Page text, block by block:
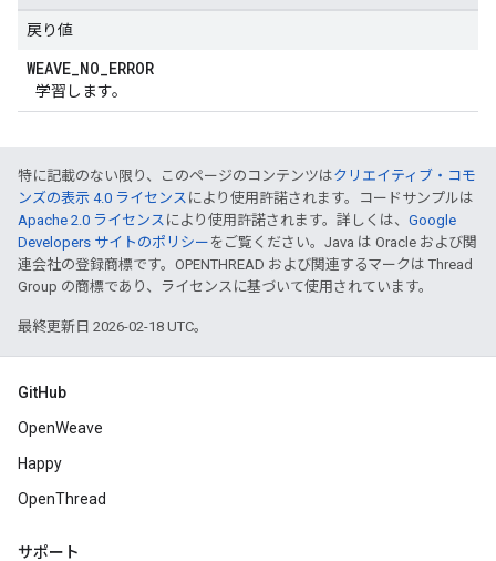
戻り値
WEAVE_NO_ERROR
学習します。
特に記載のない限り、このページのコンテンツはクリエイティブ・コモ
ンズの表示 4.0 ライセンス により使用許諾されます。コードサンプルは
Apache 2.0 ライセンス により使用許諾されます。詳しくは、 Google
Developers サイトのポリシー をご覧ください。Java は Oracle および関
連会社の登録商標です。OPENTHREAD および関連するマークは Thread
Group の商標であり、ライセンスに基づいて使用されています。
最終更新日 2026-02-18 UTC。
GitHub
OpenWeave
Happy
OpenThread
サポート